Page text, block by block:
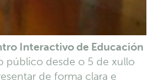
Interactivo de Educación
público desde o 5 de xullo
de forma clara e